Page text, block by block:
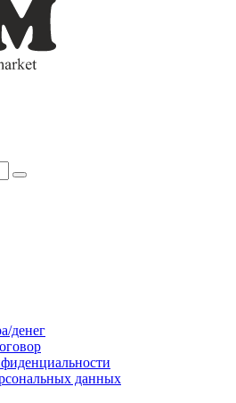
денег
данных